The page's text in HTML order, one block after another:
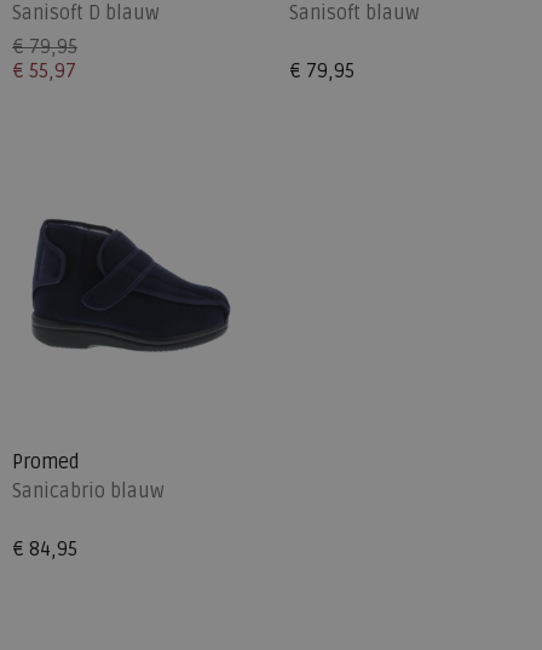
Sanisoft D blauw
€ 79,95
€ 55,97
Sanisoft blauw
€ 79,95
Promed
Sanicabrio blauw
€ 84,95